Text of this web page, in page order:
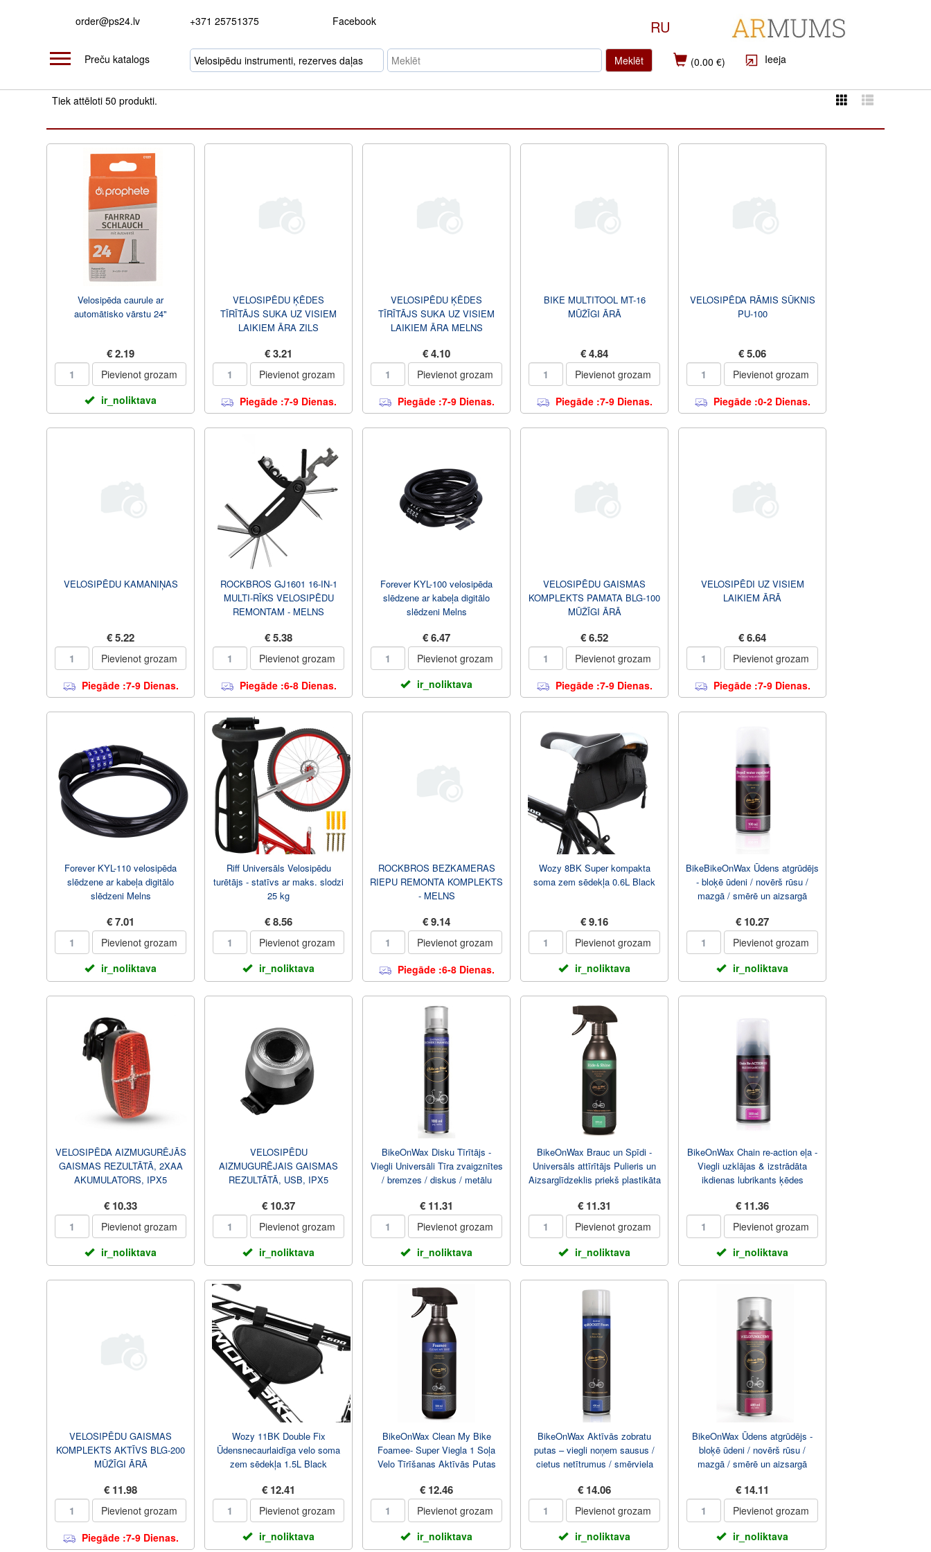
order@ps24.lv +371 25751375 Facebook RU
Preču katalogs Meklēt (0.00 €) Ieeja
Tiek attēloti 50 produkti.
Velosipēda caurule ar
automātisko vārstu 24"
€ 2.19
Pievienot grozam
ir_noliktava
VELOSIPĒDU ĶĒDES
TĪRĪTĀJS SUKA UZ VISIEM
LAIKIEM ĀRA ZILS
€ 3.21
Pievienot grozam
Piegāde :7-9 Dienas.
VELOSIPĒDU ĶĒDES
TĪRĪTĀJS SUKA UZ VISIEM
LAIKIEM ĀRA MELNS
€ 4.10
Pievienot grozam
Piegāde :7-9 Dienas.
BIKE MULTITOOL MT-16
MŪŽĪGI ĀRĀ
€ 4.84
Pievienot grozam
Piegāde :7-9 Dienas.
VELOSIPĒDA RĀMIS SŪKNIS
PU-100
€ 5.06
Pievienot grozam
Piegāde :0-2 Dienas.
VELOSIPĒDU KAMANIŅAS
€ 5.22
Pievienot grozam
Piegāde :7-9 Dienas.
ROCKBROS GJ1601 16-IN-1
MULTI-RĪKS VELOSIPĒDU
REMONTAM - MELNS
€ 5.38
Pievienot grozam
Piegāde :6-8 Dienas.
Forever KYL-100 velosipēda
slēdzene ar kabeļa digitālo
slēdzeni Melns
€ 6.47
Pievienot grozam
ir_noliktava
VELOSIPĒDU GAISMAS
KOMPLEKTS PAMATA BLG-100
MŪŽĪGI ĀRĀ
€ 6.52
Pievienot grozam
Piegāde :7-9 Dienas.
VELOSIPĒDI UZ VISIEM
LAIKIEM ĀRĀ
€ 6.64
Pievienot grozam
Piegāde :7-9 Dienas.
Forever KYL-110 velosipēda
slēdzene ar kabeļa digitālo
slēdzeni Melns
€ 7.01
Pievienot grozam
ir_noliktava
Riff Universāls Velosipēdu
turētājs - statīvs ar maks. slodzi
25 kg
€ 8.56
Pievienot grozam
ir_noliktava
ROCKBROS BEZKAMERAS
RIEPU REMONTA KOMPLEKTS
- MELNS
€ 9.14
Pievienot grozam
Piegāde :6-8 Dienas.
Wozy 8BK Super kompakta
soma zem sēdekļa 0.6L Black
€ 9.16
Pievienot grozam
ir_noliktava
BikeBikeOnWax Ūdens atgrūdējs
- bloķē ūdeni / novērš rūsu /
mazgā / smērē un aizsargā
€ 10.27
Pievienot grozam
ir_noliktava
VELOSIPĒDA AIZMUGURĒJĀS
GAISMAS REZULTĀTĀ, 2XAA
AKUMULATORS, IPX5
€ 10.33
Pievienot grozam
ir_noliktava
VELOSIPĒDU
AIZMUGURĒJAIS GAISMAS
REZULTĀTĀ, USB, IPX5
€ 10.37
Pievienot grozam
ir_noliktava
BikeOnWax Disku Tīrītājs -
Viegli Universāli Tīra zvaigznītes
/ bremzes / diskus / metālu
€ 11.31
Pievienot grozam
ir_noliktava
BikeOnWax Brauc un Spīdi -
Universāls attīrītājs Pulieris un
Aizsarglīdzeklis priekš plastikāta
€ 11.31
Pievienot grozam
ir_noliktava
BikeOnWax Chain re-action eļa -
Viegli uzklājas & izstrādāta
ikdienas lubrikants ķēdes
€ 11.36
Pievienot grozam
ir_noliktava
VELOSIPĒDU GAISMAS
KOMPLEKTS AKTĪVS BLG-200
MŪŽĪGI ĀRĀ
€ 11.98
Pievienot grozam
Piegāde :7-9 Dienas.
Wozy 11BK Double Fix
Ūdensnecaurlaidīga velo soma
zem sēdekļa 1.5L Black
€ 12.41
Pievienot grozam
ir_noliktava
BikeOnWax Clean My Bike
Foamee- Super Viegla 1 Soļa
Velo Tīrīšanas Aktīvās Putas
€ 12.46
Pievienot grozam
ir_noliktava
BikeOnWax Aktīvās zobratu
putas – viegli noņem sausus /
cietus netītrumus / smērviela
€ 14.06
Pievienot grozam
ir_noliktava
BikeOnWax Ūdens atgrūdējs -
bloķē ūdeni / novērš rūsu /
mazgā / smērē un aizsargā
€ 14.11
Pievienot grozam
ir_noliktava